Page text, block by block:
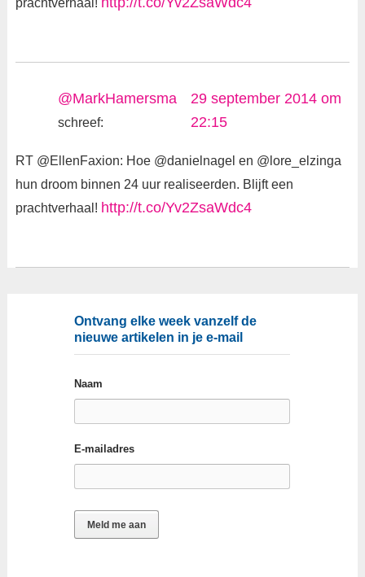
@MarkHamersma
schreef:
29 september 2014 om
22:15
RT @EllenFaxion: Hoe @danielnagel en @lore_elzinga
hun droom binnen 24 uur realiseerden. Blijft een
prachtverhaal! http://t.co/Yv2ZsaWdc4
Ontvang elke week vanzelf de
nieuwe artikelen in je e-mail
Naam
E-mailadres